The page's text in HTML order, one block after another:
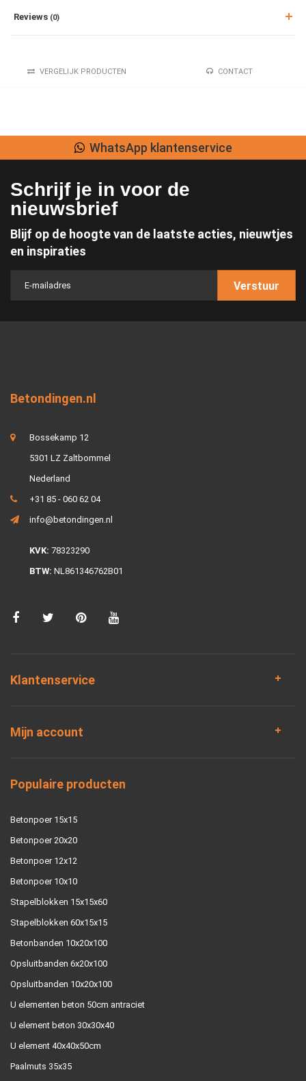
Reviews (0)
VERGELIJK PRODUCTEN CONTACT
WhatsApp klantenservice
Schrijf je in voor de
nieuwsbrief
Blijf op de hoogte van de laatste acties, nieuwtjes
en inspiraties
Verstuur
Betondingen.nl
Bossekamp 12
5301 LZ Zaltbommel
Nederland
+31 85 - 060 62 04
info@betondingen.nl
KVK: 78323290
BTW: NL861346762B01
Klantenservice
Mijn account
Populaire producten
Betonpoer 15x15
Betonpoer 20x20
Betonpoer 12x12
Betonpoer 10x10
Stapelblokken 15x15x60
Stapelblokken 60x15x15
Betonbanden 10x20x100
Opsluitbanden 6x20x100
Opsluitbanden 10x20x100
U elementen beton 50cm antraciet
U element beton 30x30x40
U element 40x40x50cm
Paalmuts 35x35